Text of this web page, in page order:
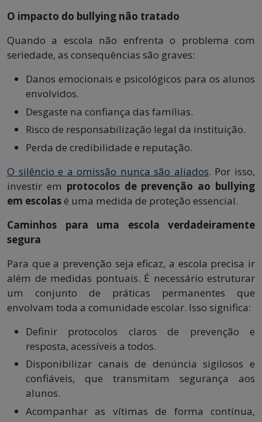
O impacto do bullying não tratado
Quando a escola não enfrenta o problema com
seriedade, as consequências são graves:
Danos emocionais e psicológicos para os alunos
envolvidos.
Desgaste na confiança das famílias.
Risco de responsabilização legal da instituição.
Perda de credibilidade e reputação.
O silêncio e a omissão nunca são aliados. Por isso,
investir em protocolos de prevenção ao bullying
em escolasé uma medida de proteção essencial.
Caminhos para uma escola verdadeiramente
segura
Para que a prevenção seja eficaz, a escola precisa ir
além de medidas pontuais. É necessário estruturar
um conjunto de práticas permanentes que
envolvam toda a comunidade escolar. Isso significa:
Definir protocolos claros de prevenção e
resposta, acessíveis a todos.
Disponibilizar canais de denúncia sigilosos e
confiáveis, que transmitam segurança aos
alunos.
Acompanhar as vítimas de forma contínua,